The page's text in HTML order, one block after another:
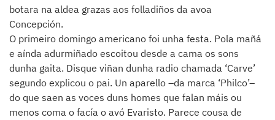
botara na aldea grazas aos folladiños da avoa
Concepción.
O primeiro domingo americano foi unha festa. Pola mañá
e aínda adurmiñado escoitou desde a cama os sons
dunha gaita. Disque viñan dunha radio chamada ‘Carve’
segundo explicou o pai. Un aparello –da marca ‘Philco’–
do que saen as voces duns homes que falan máis ou
menos coma o facía o avó Evaristo. Parece cousa de